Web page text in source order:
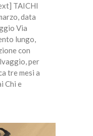
TAICHI
data
Via
lungo,
con
per
tre mesi a
Chi e